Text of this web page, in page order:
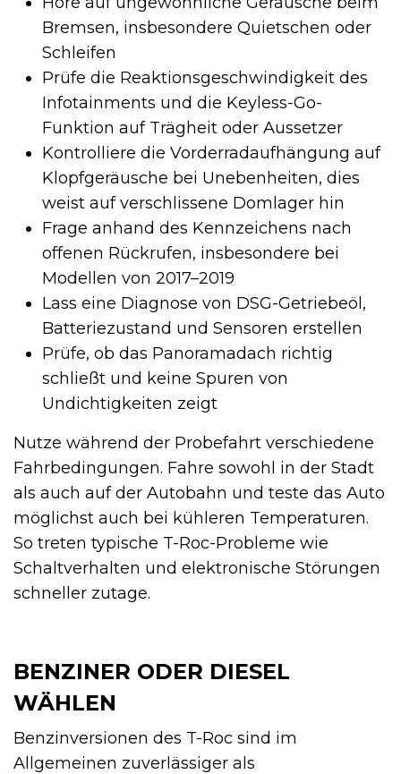
Bremsen, insbesondere Quietschen oder
Schleifen
Prüfe die Reaktionsgeschwindigkeit des
Infotainments und die Keyless-Go-
Funktion auf Trägheit oder Aussetzer
Kontrolliere die Vorderradaufhängung auf
Klopfgeräusche bei Unebenheiten, dies
weist auf verschlissene Domlager hin
Frage anhand des Kennzeichens nach
offenen Rückrufen, insbesondere bei
Modellen von 2017–2019
Lass eine Diagnose von DSG-Getriebeöl,
Batteriezustand und Sensoren erstellen
Prüfe, ob das Panoramadach richtig
schließt und keine Spuren von
Undichtigkeiten zeigt
Nutze während der Probefahrt verschiedene
Fahrbedingungen. Fahre sowohl in der Stadt
als auch auf der Autobahn und teste das Auto
möglichst auch bei kühleren Temperaturen.
So treten typische T-Roc-Probleme wie
Schaltverhalten und elektronische Störungen
schneller zutage.
BENZINER ODER DIESEL
WÄHLEN
Benzinversionen des T-Roc sind im
Allgemeinen zuverlässiger als